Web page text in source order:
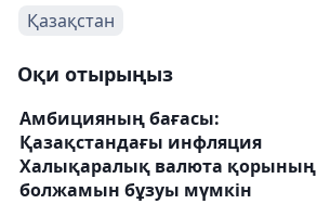
Қазақстан
Оқи отырыңыз
Амбицияның бағасы:
Қазақстандағы инфляция
Халықаралық валюта қорының
болжамын бұзуы мүмкін